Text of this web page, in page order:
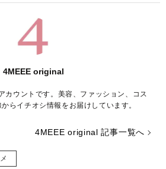
4MEEE original
カウントです。美容、ファッション、コス
らイチオシ情報をお届けしています。
4MEEE original 記事一覧へ